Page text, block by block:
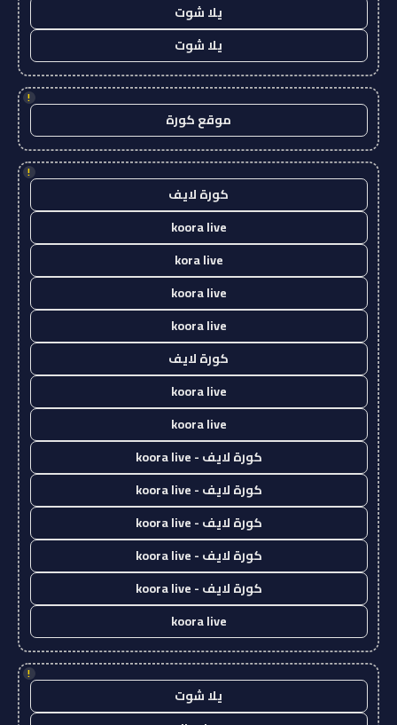
يلا شوت
يلا شوت
!
موقع كورة
!
كورة لايف
koora live
kora live
koora live
koora live
كورة لايف
koora live
koora live
كورة لايف - koora live
كورة لايف - koora live
كورة لايف - koora live
كورة لايف - koora live
كورة لايف - koora live
koora live
!
يلا شوت